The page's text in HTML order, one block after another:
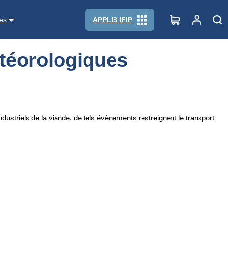
APPLIS IFIP
de la viande, de tels évènements restreignent le transport